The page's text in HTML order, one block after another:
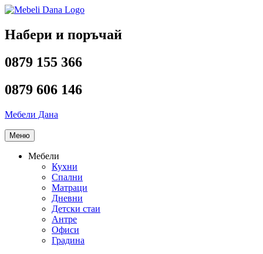
Напред
съдържанието
Набери и поръчай
0879 155 366
0879 606 146
Мебели Дана
Меню
Мебели
Кухни
Спални
Матраци
Дневни
Детски стаи
Антре
Офиси
Градина